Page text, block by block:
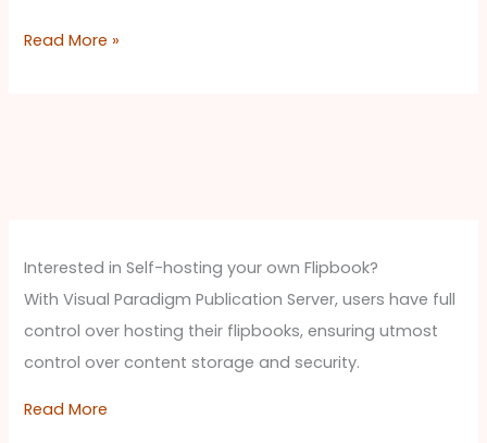
解
降
问
题
Read More »
Interested in Self-hosting your own Flipbook?
With Visual Paradigm Publication Server, users have full
control over hosting their flipbooks, ensuring utmost
control over content storage and security.
Read More